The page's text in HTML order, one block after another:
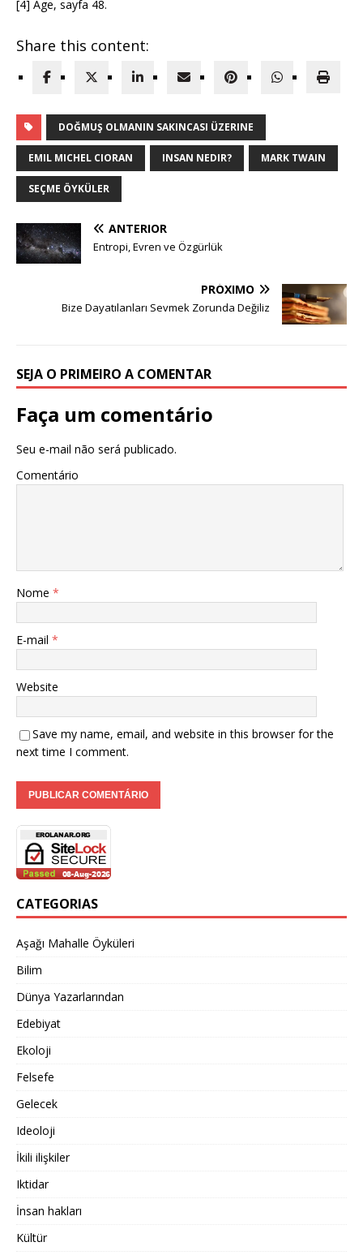
[4] Age, sayfa 48.
Share this content:
DOĞMUŞ OLMANIN SAKINCASI ÜZERINE
EMIL MICHEL CIORAN INSAN NEDIR? MARK TWAIN
SEÇME ÖYKÜLER
ANTERIOR
Entropi, Evren ve Özgürlük
PRÓXIMO
Bize Dayatılanları Sevmek Zorunda Değiliz
SEJA O PRIMEIRO A COMENTAR
Faça um comentário
Seu e-mail não será publicado.
Comentário
Nome *
E-mail *
Website
Save my name, email, and website in this browser for the
next time I comment.
CATEGORIAS
Aşağı Mahalle Öyküleri
Bilim
Dünya Yazarlarından
Edebiyat
Ekoloji
Felsefe
Gelecek
Ideoloji
İkili ilişkiler
Iktidar
İnsan hakları
Kültür